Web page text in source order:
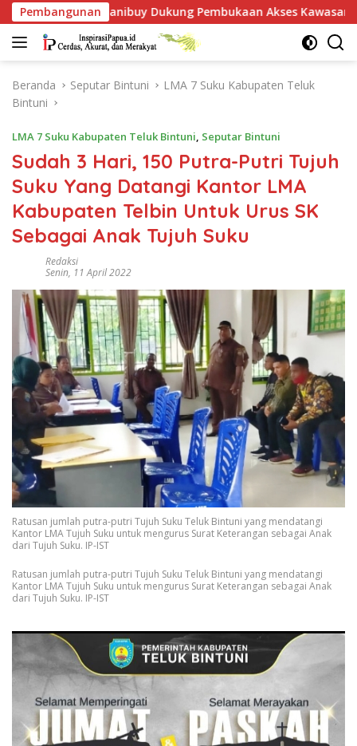
Langsung
ke
konten
Pembangunan
Pembukaan Akses Kawasan BP, Warga Jangan Hanya
Beranda Seputar Bintuni
LMA 7 Suku Kabupaten Teluk
Bintuni
LMA 7 Suku Kabupaten Teluk Bintuni, Seputar Bintuni
Sudah 3 Hari, 150 Putra-Putri Tujuh
Suku Yang Datangi Kantor LMA
Kabupaten Telbin Untuk Urus SK
Sebagai Anak Tujuh Suku
Redaksi
Senin, 11 April 2022
Ratusan jumlah putra-putri Tujuh Suku Teluk Bintuni yang mendatangi
Kantor LMA Tujuh Suku untuk mengurus Surat Keterangan sebagai Anak
dari Tujuh Suku. IP-IST
Ratusan jumlah putra-putri Tujuh Suku Teluk Bintuni yang mendatangi
Kantor LMA Tujuh Suku untuk mengurus Surat Keterangan sebagai Anak
dari Tujuh Suku. IP-IST